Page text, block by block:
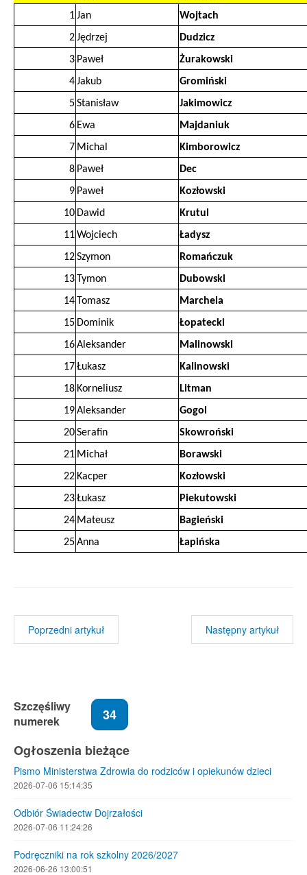
1Jan
Wojtach
2Jędrzej
Dudzicz
3 Paweł
Żurakowski
4Jakub
Gromiński
5Stanisław
Jakimowicz
6 Ewa
Majdaniuk
7 Michal
Kimborowicz
8 Paweł
Dec
9 Paweł
Kozłowski
10 Dawid
Krutul
11Wojciech
Ładysz
12Szymon
Romańczuk
13 Tymon
Dubowski
14 Tomasz
Marchela
15 Dominik
Łopatecki
16Aleksander
Malinowski
17Łukasz
Kalinowski
18 Korneliusz
Litman
19Aleksander
Gogol
20Serafin
Skowroński
21 Michał
Borawski
22 Kacper
Kozłowski
23Łukasz
Piekutowski
24 Mateusz
Bagieński
25Anna Łapińska
Poprzedni artykuł Następny artykuł
Szczęśliwy
numerek
34
Ogłoszenia bieżące
Pismo Ministerstwa Zdrowia do rodziców i opiekunów dzieci
2026-07-06 15:14:35
Odbiór Świadectw Dojrzałości
2026-07-06 11:24:26
Podręczniki na rok szkolny 2026/2027
2026-06-26 13:00:51